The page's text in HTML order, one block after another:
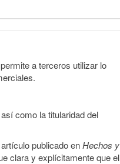
a terceros utilizar lo
como la titularidad del
publicado enHechos y
clara y explícitamente que el